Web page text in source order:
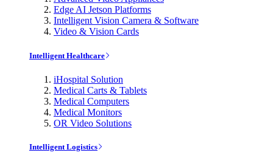
Edge AI Jetson Platforms
Intelligent Vision Camera & Software
Video & Vision Cards
Intelligent Healthcare
iHospital Solution
Medical Carts & Tablets
Medical Computers
Medical Monitors
OR Video Solutions
Intelligent Logistics